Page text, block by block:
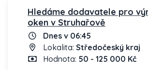
Hledáme dodavatele pro
oken v Struhařově
Dnes v 06:45
Lokalita: Středočeský kraj
Hodnota: 50 - 125 000 Kč